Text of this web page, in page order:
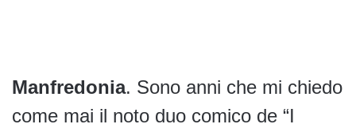
Manfredonia. Sono anni che mi chiedo
come mai il noto duo comico de “I